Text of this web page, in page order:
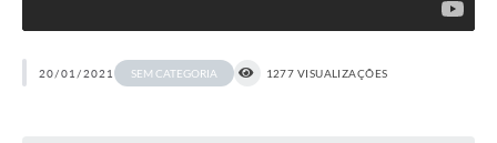
20/01/2021 SEM CATEGORIA 1277 VISUALIZAÇÕES